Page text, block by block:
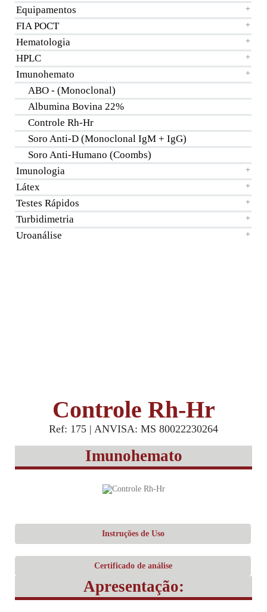
Equipamentos +
FIA POCT +
Hematologia +
HPLC +
Imunohemato +
ABO - (Monoclonal)
Albumina Bovina 22%
Controle Rh-Hr
Soro Anti-D (Monoclonal IgM + IgG)
Soro Anti-Humano (Coombs)
Imunologia
+
Látex +
Testes Rápidos +
Turbidimetria +
Uroanálise +
Controle Rh-Hr
Ref: 175 | ANVISA: MS 80022230264
Imunohemato
Instruções de Uso
Certificado de análise
Apresentação: